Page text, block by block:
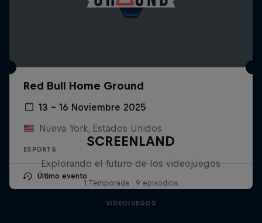
Red Bull Home Ground
13 – 16 Noviembre 2025
Nueva York, Estados Unidos
ESPORTS
Último evento
SCREENLAND
Explorando el futuro de los videojuegos
1 Temporada · 9 episodios
VIDEOJUEGOS